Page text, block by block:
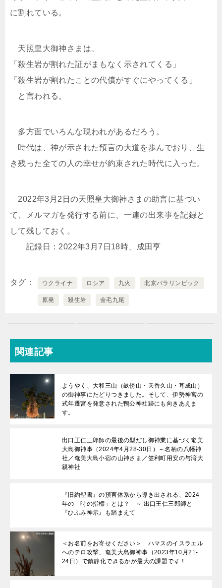
に割れている。
天照皇大御神さまは、
「殺生岩が割れた証がまもなく示されてくる」
「殺生岩が割れたことの代償がすぐにやってくる」
と言われる。
多方面でいろんな現われがあるだろう。
時代は、神が示された預言の大道を歩んでおり、生
き残った全ての人の幸せが約束された時代に入った。
2022年3月2日の天照皇大御神さまの助言に基づい
て、メルマガを発行する前に、一連の出来事を記録と
して残しておく。
記録日：2022年3月7日18時、成田亨
タグ ウクライナ ロシア 九火 北京パラリンピック
原発 殺生岩 金毛九尾
関連記事
ようやく、大和三山（畝傍山・天香久山・耳成山）
の御神事にたどりつきました。そして、伊勢神宮の
式年遷宮を発意された鴨公神社跡にも向きあえま
す。
出口王仁三郎師の最後の型だし御神業に基づく奄美
大島御神事（2024年4月28-30日）～名柄の八幡神
社／奄美大島小宿の山神さま／笠利町用安の与湾大
親神社
『旧約聖書』の預言体系から導き出される、2024
年の「時の指標」とは？ ～ 出口王仁三郎師と
『ひふみ神示』も踏まえて
＜お名前をお寄せください＞ ハマスのイスラエル
へのテロ攻撃、奄美大島御神事（2023年10月21-
24日）で鎮静化できるかが最大の課題です！